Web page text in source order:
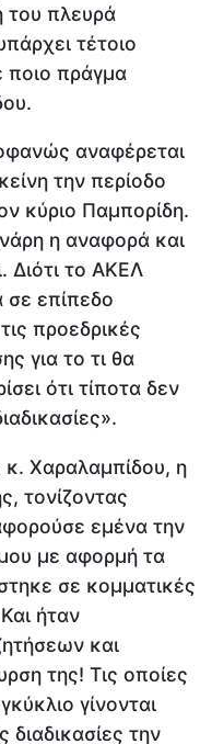
του πλευρά
τέτοιο
ποιο πράγμα
αναφέρεται
την περίοδο
κύριο Παμπορίδη.
η αναφορά και
Διότι το ΑΚΕΛ
επίπεδο
προεδρικές
για το τι θα
ότι τίποτα δεν
Χαραλαμπίδου, η
τονίζοντας
εμένα την
μου με αφορμή τα
σε κομματικές
ήταν
και
της! Τις οποίες
γίνονται
διαδικασίες την